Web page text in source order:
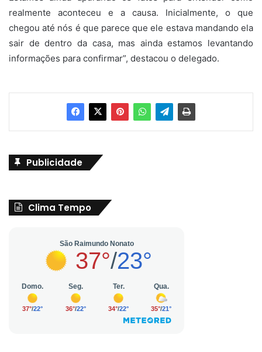
realmente aconteceu e a causa. Inicialmente, o que
chegou até nós é que parece que ele estava mandando ela
sair de dentro da casa, mas ainda estamos levantando
informações para confirmar”, destacou o delegado.
Publicidade
Clima Tempo